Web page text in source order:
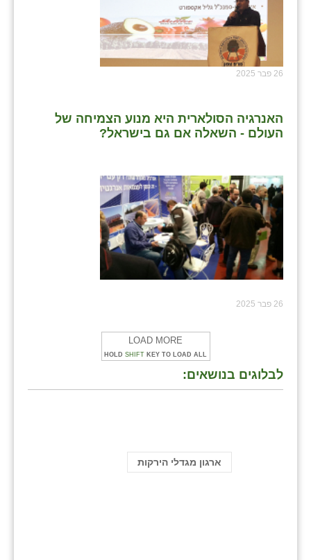
26 פבר 2025
האנרגיה הסולארית היא מנוע הצמיחה של
העולם - השאלה אם גם בישראל?
26 פבר 2025
LOAD MORE
HOLD SHIFT KEY TO LOAD ALL
לבלוגים בנושאים:
ארגון מגדלי הירקות